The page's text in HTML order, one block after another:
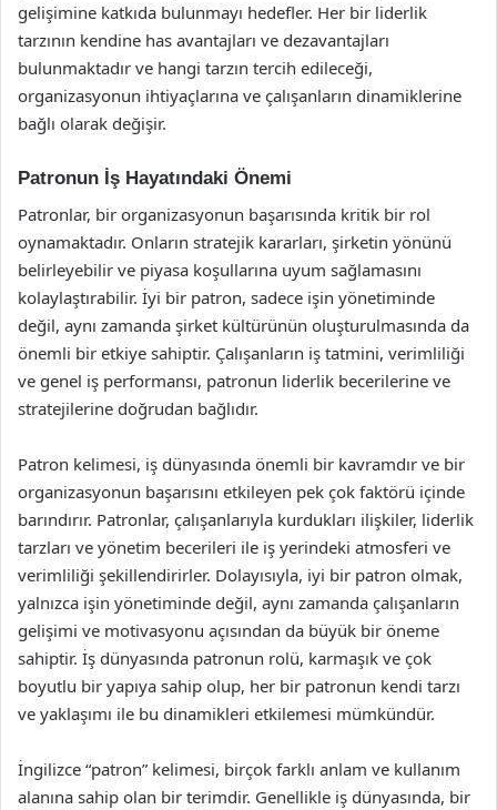
gelişimine katkıda bulunmayı hedefler. Her bir liderlik
tarzının kendine has avantajları ve dezavantajları
bulunmaktadır ve hangi tarzın tercih edileceği,
organizasyonun ihtiyaçlarına ve çalışanların dinamiklerine
bağlı olarak değişir.
Patronun İş Hayatındaki Önemi
Patronlar, bir organizasyonun başarısında kritik bir rol
oynamaktadır. Onların stratejik kararları, şirketin yönünü
belirleyebilir ve piyasa koşullarına uyum sağlamasını
kolaylaştırabilir. İyi bir patron, sadece işin yönetiminde
değil, aynı zamanda şirket kültürünün oluşturulmasında da
önemli bir etkiye sahiptir. Çalışanların iş tatmini, verimliliği
ve genel iş performansı, patronun liderlik becerilerine ve
stratejilerine doğrudan bağlıdır.
Patron kelimesi, iş dünyasında önemli bir kavramdır ve bir
organizasyonun başarısını etkileyen pek çok faktörü içinde
barındırır. Patronlar, çalışanlarıyla kurdukları ilişkiler, liderlik
tarzları ve yönetim becerileri ile iş yerindeki atmosferi ve
verimliliği şekillendirirler. Dolayısıyla, iyi bir patron olmak,
yalnızca işin yönetiminde değil, aynı zamanda çalışanların
gelişimi ve motivasyonu açısından da büyük bir öneme
sahiptir. İş dünyasında patronun rolü, karmaşık ve çok
boyutlu bir yapıya sahip olup, her bir patronun kendi tarzı
ve yaklaşımı ile bu dinamikleri etkilemesi mümkündür.
İngilizce “patron” kelimesi, birçok farklı anlam ve kullanım
alanına sahip olan bir terimdir. Genellikle iş dünyasında, bir